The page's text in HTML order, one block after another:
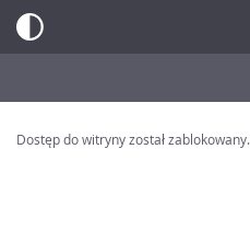
Dostęp do witryny został zablokowany.